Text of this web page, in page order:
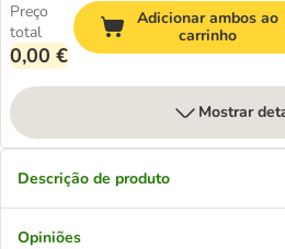
Preço
total
0,00 €
Adicionar ambos ao
carrinho
Mostrar
Descrição de produto
Opiniões